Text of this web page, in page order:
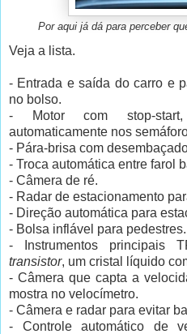
Por aqui já dá para perceber
Veja a lista.
- Entrada e saída do carro e
no bolso.
-
Motor com stop-
automaticamente nos
- Pára-brisa com
- Troca automática entre farol
- Câmera de ré.
- Radar de estacionamento
- Direção automática para
- Bolsa inflável para pedestres.
- Instrumentos principais
transistor, um cristal líquido
- Câmera que capta a
mostra no velocímetro.
- Câmera e radar para evitar
- Controle automático de